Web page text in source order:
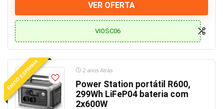
Camping
Carnaval
Carregador de carro
Carregadores
Carregadores de Parede
Carros e Motas
VER OFERTA
VIOSC06
ENVIO ESPANHA 2 anos Atrás
Power Station portátil R600,
299Wh LiFeP04 bateria com
2x600W